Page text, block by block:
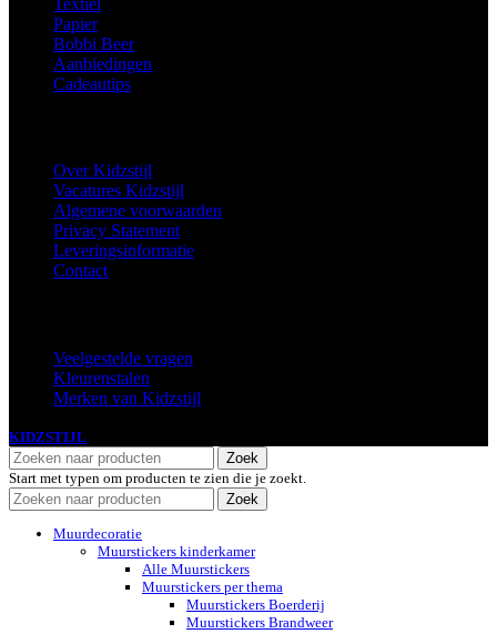
Textiel
Papier
Bobbi Beer
Aanbiedingen
Cadeautips
Over Kidzstijl
Vacatures Kidzstijl
Algemene voorwaarden
Privacy Statement
Leveringsinformatie
Contact
Veelgestelde vragen
Kleurenstalen
Merken van Kidzstijl
KIDZSTIJL
Zoek
Start met typen om producten te zien die je zoekt.
Zoek
Muurdecoratie
Muurstickers kinderkamer
Alle Muurstickers
Muurstickers per thema
Muurstickers Boerderij
Muurstickers Brandweer